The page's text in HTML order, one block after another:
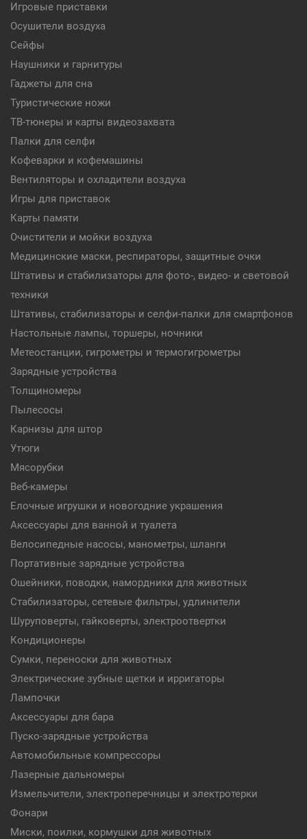
Игровые приставки
Осушители воздуха
Сейфы
Наушники и гарнитуры
Гаджеты для сна
Туристические ножи
ТВ-тюнеры и карты видеозахвата
Палки для селфи
Кофеварки и кофемашины
Вентиляторы и охладители воздуха
Игры для приставок
Карты памяти
Очистители и мойки воздуха
Медицинские маски, респираторы, защитные очки
Штативы и стабилизаторы для фото-, видео- и световой
техники
Штативы, стабилизаторы и селфи-палки для смартфонов
Настольные лампы, торшеры, ночники
Метеостанции, гигрометры и термогигрометры
Зарядные устройства
Толщиномеры
Пылесосы
Карнизы для штор
Утюги
Мясорубки
Веб-камеры
Елочные игрушки и новогодние украшения
Аксессуары для ванной и туалета
Велосипедные насосы, манометры, шланги
Портативные зарядные устройства
Ошейники, поводки, намордники для животных
Стабилизаторы, сетевые фильтры, удлинители
Шуруповерты, гайковерты, электроотвертки
Кондиционеры
Сумки, переноски для животных
Электрические зубные щетки и ирригаторы
Лампочки
Аксессуары для бара
Пуско-зарядные устройства
Автомобильные компрессоры
Лазерные дальномеры
Измельчители, электроперечницы и электротерки
Фонари
Миски, поилки, кормушки для животных